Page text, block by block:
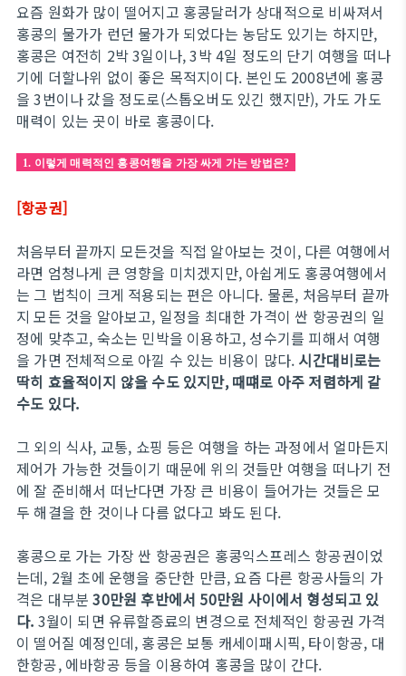
요즘 원화가 많이 떨어지고 홍콩달러가 상대적으로 비싸져서
홍콩의 물가가 런던 물가가 되었다는 농담도 있기는 하지만,
홍콩은 여전히 2박 3일이나, 3박 4일 정도의 단기 여행을 떠나
기에 더할나위 없이 좋은 목적지이다. 본인도 2008년에 홍콩
을 3번이나 갔을 정도로(스톱오버도 있긴 했지만), 가도 가도
매력이 있는 곳이 바로 홍콩이다.
1. 이렇게 매력적인 홍콩여행을 가장 싸게 가는 방법은?
[항공권]
처음부터 끝까지 모든것을 직접 알아보는 것이, 다른 여행에서
라면 엄청나게 큰 영향을 미치겠지만, 아쉽게도 홍콩여행에서
는 그 법칙이 크게 적용되는 편은 아니다. 물론, 처음부터 끝까
지 모든 것을 알아보고, 일정을 최대한 가격이 싼 항공권의 일
정에 맞추고, 숙소는 민박을 이용하고, 성수기를 피해서 여행
을 가면 전체적으로 아낄 수 있는 비용이 많다. 시간대비로는
딱히 효율적이지 않을 수도 있지만, 때떄로 아주 저렴하게 갈
수도 있다.
그 외의 식사, 교통, 쇼핑 등은 여행을 하는 과정에서 얼마든지
제어가 가능한 것들이기 때문에 위의 것들만 여행을 떠나기 전
에 잘 준비해서 떠난다면 가장 큰 비용이 들어가는 것들은 모
두 해결을 한 것이나 다름 없다고 봐도 된다.
홍콩으로 가는 가장 싼 항공권은 홍콩익스프레스 항공권이었
는데, 2월 초에 운행을 중단한 만큼, 요즘 다른 항공사들의 가
격은 대부분30만원 후반에서 50만원 사이에서 형성되고 있
다. 3월이 되면 유류할증료의 변경으로 전체적인 항공권 가격
이 떨어질 예정인데, 홍콩은 보통 캐세이패시픽, 타이항공, 대
한항공, 에바항공 등을 이용하여 홍콩을 많이 간다.